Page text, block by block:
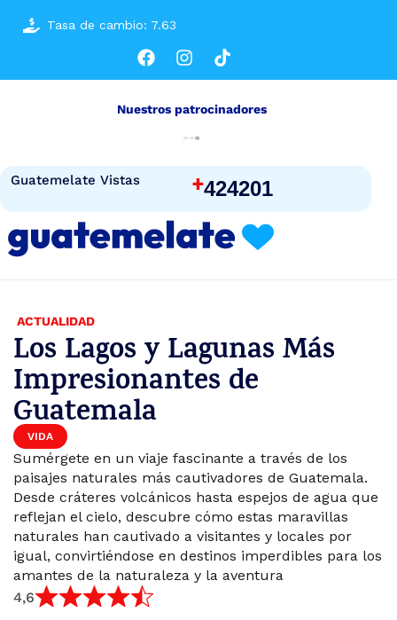
Tasa de cambio: 7.63
Guatemelate Vistas +424201
Nuestros patrocinadores
ACTUALIDAD
Los Lagos y Lagunas Más
Impresionantes de
Guatemala
VIDA
Sumérgete en un viaje fascinante a través de los
paisajes naturales más cautivadores de Guatemala.
Desde cráteres volcánicos hasta espejos de agua que
reflejan el cielo, descubre cómo estas maravillas
naturales han cautivado a visitantes y locales por
igual, convirtiéndose en destinos imperdibles para los
amantes de la naturaleza y la aventura
4,6